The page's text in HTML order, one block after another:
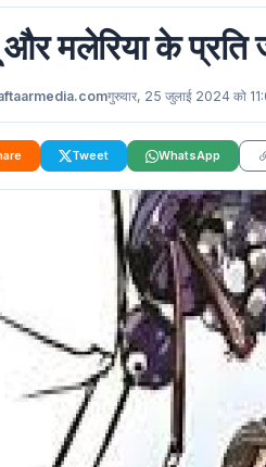
मलेरिया के प्रति
गुरुवार, 25 जुलाई 2024 को
Tweet WhatsApp